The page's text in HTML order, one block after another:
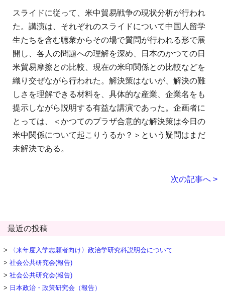
スライドに従って、米中貿易戦争の現状分析が行われ
た。講演は、それぞれのスライドについて中国人留学
生たちを含む聴衆からその場で質問が行われる形で展
開し、各人の問題への理解を深め、日本のかつての日
米貿易摩擦との比較、現在の米印関係との比較などを
織り交ぜながら行われた。解決策はないが、解決の難
しさを理解できる材料を、具体的な産業、企業名をも
提示しながら説明する有益な講演であった。企画者に
とっては、＜かつてのプラザ合意的な解決策は今日の
米中関係について起こりうるか？＞という疑問はまだ
未解決である。
次の記事へ >
最近の投稿
〈来年度入学志願者向け〉政治学研究科説明会について
社会公共研究会(報告)
社会公共研究会(報告)
日本政治・政策研究会（報告）